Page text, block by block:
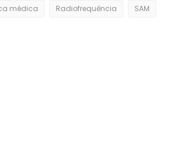
médica Radiofrequência SAM